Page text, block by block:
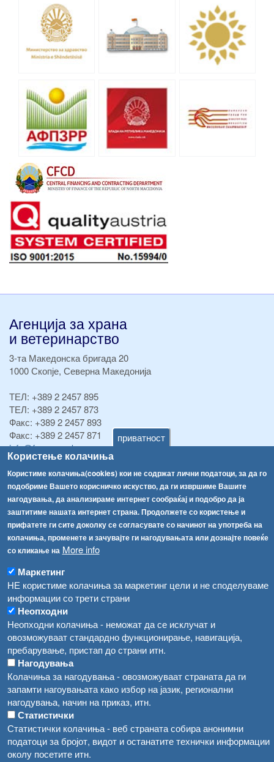
приватност
Користење колачиња
Користиме колачиња(cookies) кои не содржат лични податоци, за да го
подобриме Вашето корисничко искуство, да ги извршиме Вашите
нагодувања, да анализираме интернет сообраќај и подобро да ја
заштитиме нашата интернет страна. Продолжете со користење и
прифатете ги сите доколку се согласувате со начинот на употреба на
колачиња, променете и зачувајте ги нагодувањата или дознајте повеќе
со кликање на More info
Маркетинг
НЕ користиме колачиња за маркетинг цели и не споделуваме
информации со трети страни
Неопходни
Неопходни колачиња - неможат да се исклучат и
овозможуваат стандардно функционирање, навигација,
пребарување, пристап до страни итн.
Нагодувања
Колачиња за нагодувања - овозможуваат страната да ги
запамти нагоувањата како избор на јазик, регионални
нагодувања, начин на приказ, итн.
Статистички
Статистички колачиња - веб страната собира анонимни
податоци за бројот, видот и останатите технички информации
околу посетите итн.
Агенција за храна
и ветеринарство
3-та Македонска бригада 20
1000 Скопје, Северна Македонија
ТЕЛ: +389 2 2457 895
ТЕЛ: +389 2 2457 873
Факс: +389 2 2457 893
Факс: +389 2 2457 871
info@fva.gov.mk
[АХВ-претходна страна]
Соопштенија
Република Бугарија ги засили официјалните контроли при увоз на свежо овошје и зеленчук
Високите температури ризик од труење со храна, опасни се и за животните
Водата во Гостивар може да се користи како техничка, продолжува испораката на флаширана вода
Во Гостивар спроведени 70 вонредни контроли
Забраната за водата во Гостивар останува на сила, операторите да користат само технички безбедна вода
Навигација
Архива
Регистри
Обрасци
Огласи